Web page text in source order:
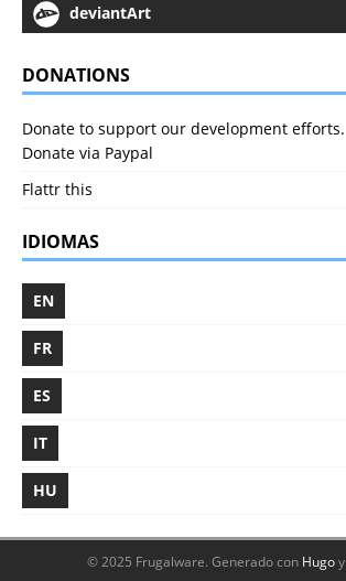
deviantArt
DONATIONS
Donate to support our development efforts.
Donate via Paypal
Flattr this
IDIOMAS
EN
FR
ES
IT
HU
© 2025 Frugalware. Generado con Hugoy